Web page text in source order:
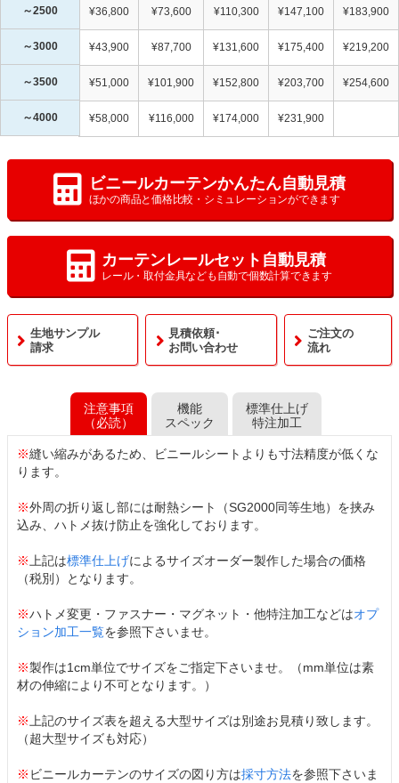
～2500 ¥36,800 ¥73,600 ¥110,300 ¥147,100 ¥183,900
～3000 ¥43,900 ¥87,700 ¥131,600 ¥175,400 ¥219,200
～3500 ¥51,000 ¥101,900 ¥152,800 ¥203,700 ¥254,600
～4000 ¥58,000 ¥116,000 ¥174,000 ¥231,900
ビニールカーテンかんたん自動見積
ほかの商品と価格比較・シミュレーションができます
カーテンレールセット自動見積
レール・取付金具なども自動で個数計算できます
注意事項
（必読）
機能
スペック
標準仕上げ
特注加工
生地サンプル
請求
見積依頼･
お問い合わせ
ご注文の
流れ
※縫い縮みがあるため、ビニールシートよりも寸法精度が低くな
ります。
※外周の折り返し部には耐熱シート（SG2000同等生地）を挟み
込み、ハトメ抜け防止を強化しております。
※上記は標準仕上げによるサイズオーダー製作した場合の価格
（税別）となります。
※ハトメ変更・ファスナー・マグネット・他特注加工などはオプ
ション加工一覧を参照下さいませ。
※製作は1cm単位でサイズをご指定下さいませ。（mm単位は素
材の伸縮により不可となります。）
※上記のサイズ表を超える大型サイズは別途お見積り致します。
（超大型サイズも対応）
※ ビニールカーテンのサイズの図り方は採寸方法を参照下さいま